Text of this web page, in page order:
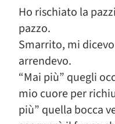
Ho rischiato la
pazzo.
Smarrito, mi
arrendevo.
“Mai più” quegli
mio cuore per
più” quella bocca